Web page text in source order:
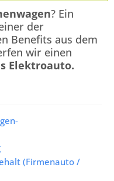
? Ein
der
Benefits aus dem
wir einen
Elektroauto.
(Firmenauto /